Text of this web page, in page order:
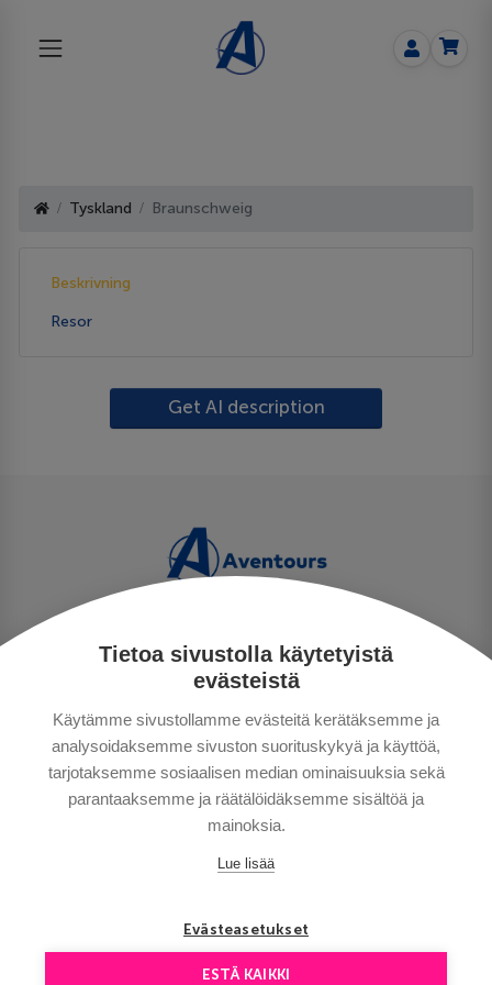
Tietoa sivustolla käytetyistä
evästeistä
Käytämme sivustollamme evästeitä kerätäksemme ja
analysoidaksemme sivuston suorituskykyä ja käyttöä,
tarjotaksemme sosiaalisen median ominaisuuksia sekä
parantaaksemme ja räätälöidäksemme sisältöä ja
mainoksia.
Lue lisää
Evästeasetukset
ESTÄ KAIKKI
Tyskland Braunschweig
Beskrivning
Resor
Get AI description
PERSONUPPGIFTSPOLICY
BETALNINGSVILLKOR
RESEVILLKOR
BRA ATT VETA
KONTAKTA OSS
Copyright © Aventours 2026